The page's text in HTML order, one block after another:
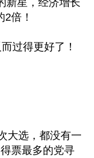
新星，经济增长
倍！
过得更好了！
大选，都没有一
票最多的党寻